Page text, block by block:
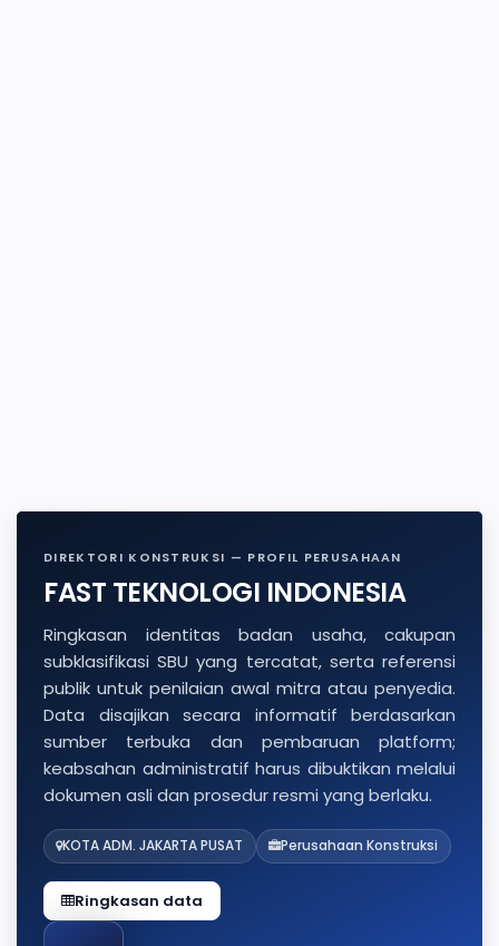
DIREKTORI KONSTRUKSI — PROFIL PERUSAHAAN
FAST TEKNOLOGI INDONESIA
Ringkasan identitas badan usaha, cakupan
subklasifikasi SBU yang tercatat, serta referensi
publik untuk penilaian awal mitra atau penyedia.
Data disajikan secara informatif berdasarkan
sumber terbuka dan pembaruan platform;
keabsahan administratif harus dibuktikan melalui
dokumen asli dan prosedur resmi yang berlaku.
KOTA ADM. JAKARTA PUSAT Perusahaan Konstruksi
Ringkasan data